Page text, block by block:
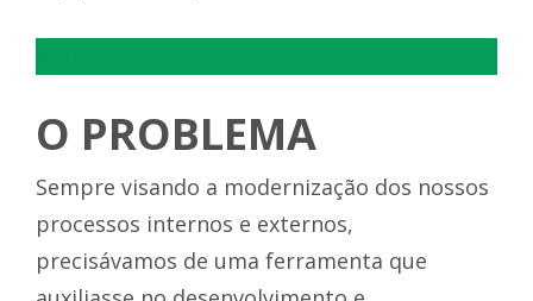
O PROBLEMA
Sempre visando a modernização dos nossos
processos internos e externos,
precisávamos de uma ferramenta que